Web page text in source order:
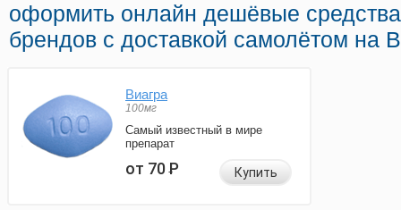
оформить онлайн дешёвые
брендов с доставкой самолётом на
Виагра
100мг
Самый известный в мире
препарат
от 70Р Купить